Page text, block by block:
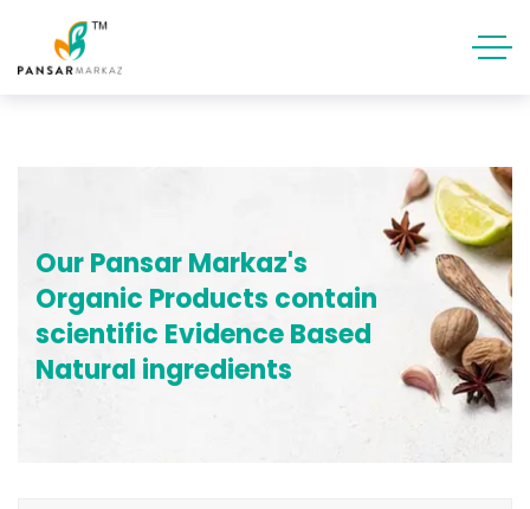
Our Pansar Markaz's
Organic Products contain
scientific Evidence Based
Natural ingredients